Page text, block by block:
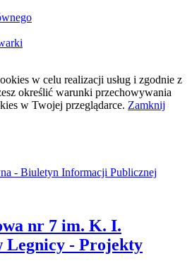
w celu realizacji usług i zgodnie z
określić warunki przechowywania
w Twojej przeglądarce. Zamknij
- Biuletyn Informacji Publicznej
nr 7 im. K. I.
Legnicy - Projekty